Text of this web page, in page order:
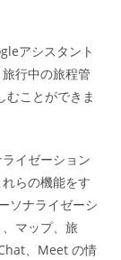
アシスタント
行中の旅程管
むことができま
イゼーション
らの機能をす
ソナライゼーシ
マップ、旅
、Meet の情